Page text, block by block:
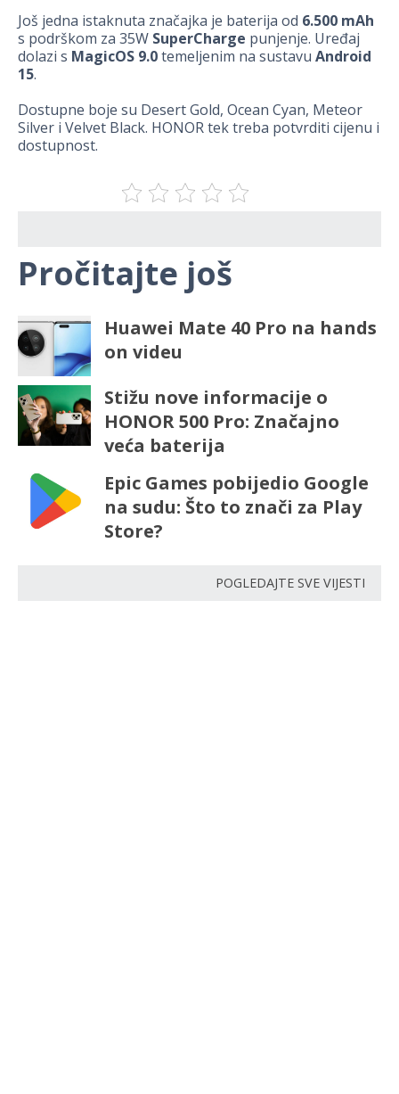
Još jedna istaknuta značajka je baterija od 6.500 mAh
s podrškom za 35W SuperCharge punjenje. Uređaj
dolazi s MagicOS 9.0temeljenim na sustavu Android
15.
Dostupne boje su Desert Gold, Ocean Cyan, Meteor
Silver i Velvet Black. HONOR tek treba potvrditi cijenu i
dostupnost.
Pročitajte još
Huawei Mate 40 Pro na hands
on videu
Stižu nove informacije o
HONOR 500 Pro: Značajno
veća baterija
Epic Games pobijedio Google
na sudu: Što to znači za Play
Store?
POGLEDAJTE SVE VIJESTI